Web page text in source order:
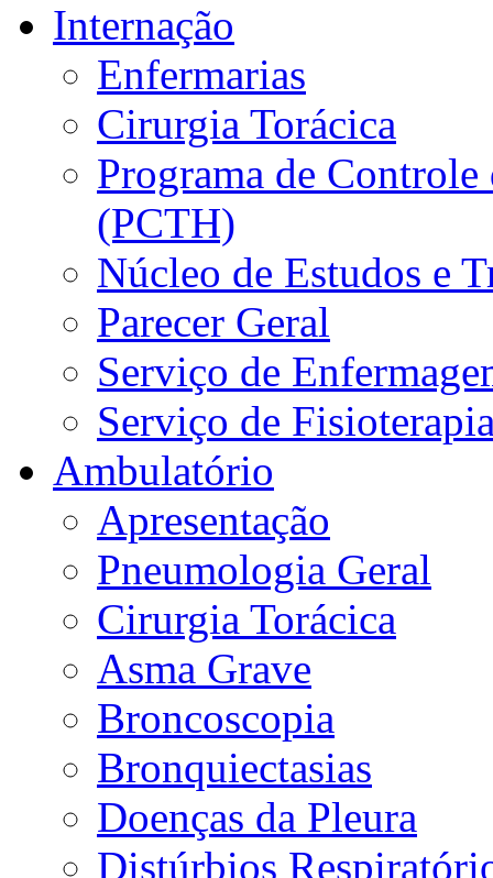
Internação
Enfermarias
Cirurgia Torácica
Programa de
(PCTH)
Núcleo de Estudos e
Parecer Geral
Serviço de
Serviço de
Ambulatório
Apresentação
Pneumologia Geral
Cirurgia Torácica
Asma Grave
Broncoscopia
Bronquiectasias
Doenças da Pleura
Distúrbios